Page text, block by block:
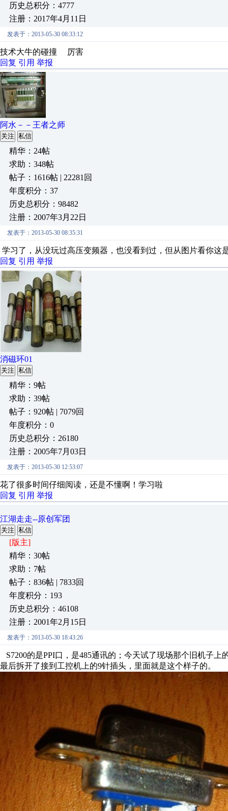
历史总积分：4777
注册：2017年4月11日
发表于：2013-05-30 08:33:12
技术大牛的碰撞 厉害
回复 引用 举报
阿水－－王者之师
关注 私信
精华：24帖
求助：348帖
帖子：1616帖 | 22281回
年度积分：37
历史总积分：98482
注册：2007年3月22日
发表于：2013-05-30 08:35:31
学习了，从没玩过高压变频器，也没看到过，但从图片看你
回复 引用 举报
消磁环01
关注 私信
精华：9帖
求助：39帖
帖子：920帖 | 7079回
年度积分：0
历史总积分：26180
注册：2005年7月03日
发表于：2013-05-30 12:53:07
花了很多时间仔细阅读，还是不懂啊！学习啦
回复 引用 举报
江湖走走--原创军团
关注 私信
[版主]
精华：30帖
求助：7帖
帖子：836帖 | 7833回
年度积分：193
历史总积分：46108
注册：2001年2月15日
发表于：2013-05-30 18:43:26
S7200的是PPI口，是485通讯的；今天试了现场那个旧机子上
最后拆开了接到工控机上的9针插头，里面就是这个样子的。